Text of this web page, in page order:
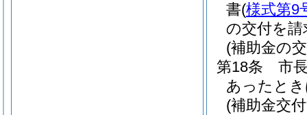
書(様式第9
の交付を
(補助金の
第18条
市
あったと
(補助金交